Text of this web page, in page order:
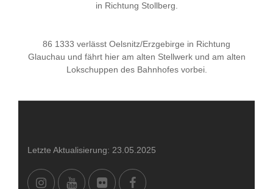
in Richtung Stollberg.
86 1333 verlässt Oelsnitz/Erzgebirge in Richtung
Glauchau und fährt hier am alten Stellwerk und am alten
Lokschuppen des Bahnhofes vorbei.
Letzte Aktualisierung: 23.05.2025